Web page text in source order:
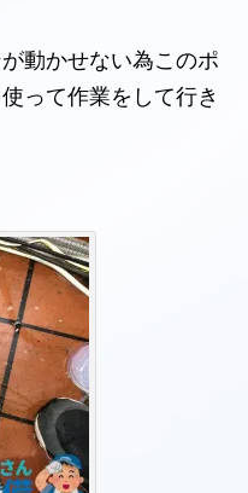
動かせない為このポ
って作業をして行き